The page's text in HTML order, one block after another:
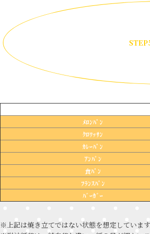
ﾒﾛﾝﾊﾟﾝ
ｸﾛﾜｯｻﾝ
ｶﾚｰﾊﾟﾝ
ｱﾝﾊﾟﾝ
食ﾊﾟﾝ
ﾌﾗﾝｽﾊﾟﾝ
ﾊﾞｰｶﾞｰ
※上記は焼き立てではない状態を想定していま